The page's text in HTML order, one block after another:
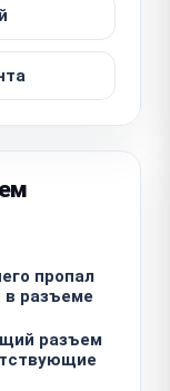
пропал
в разъеме
разъем